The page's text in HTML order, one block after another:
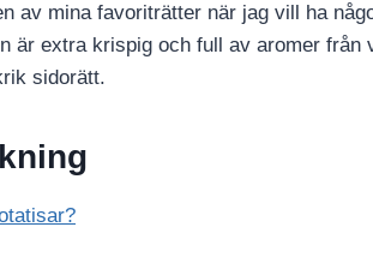
av mina favoriträtter när jag vill ha
är extra krispig och full av aromer
sidorätt.